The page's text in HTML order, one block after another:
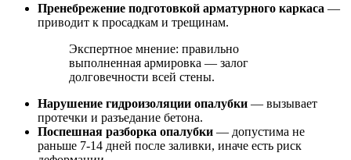
Пренебрежение подготовкой арматурного каркаса —
приводит к просадкам и трещинам.
Экспертное мнение: правильно
выполненная армировка — залог
долговечности всей стены.
Нарушение гидроизоляции опалубки — вызывает
протечки и разъедание бетона.
Поспешная разборка опалубки — допустима не
раньше 7-14 дней после заливки, иначе есть риск